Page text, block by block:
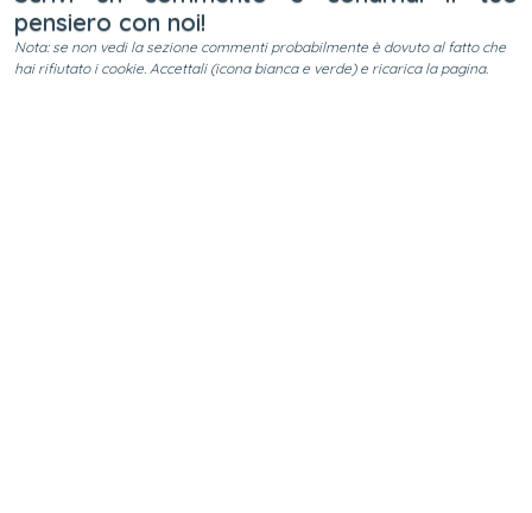
pensiero con noi!
Nota: se non vedi la sezione commenti probabilmente è dovuto al fatto che
hai rifiutato i cookie. Accettali (icona bianca e verde) e ricarica la pagina.